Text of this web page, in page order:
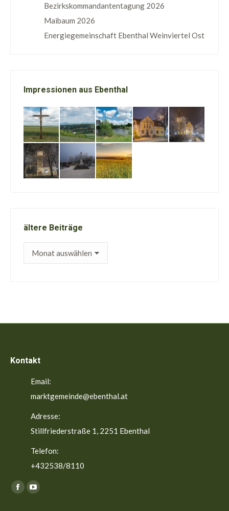
Bezirkskommandantentagung 2026
Maibaum 2026
Energiegemeinschaft Ebenthal Weinviertel Ost
Impressionen aus Ebenthal
ältere Beiträge
ältere
Kontakt
Email:
marktgemeinde@ebenthal.at
Adresse:
Stillfriederstraße 1, 2251 Ebenthal
Telefon:
+432538/8110
Finden Sie uns auf:
FacebookYouTube